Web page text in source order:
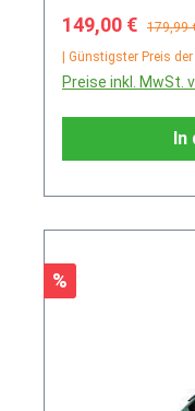
Verkaufspreis:
149,00 € 179,99
| Günstigster Preis
Preise inkl. MwSt.
In
Rabatt
%